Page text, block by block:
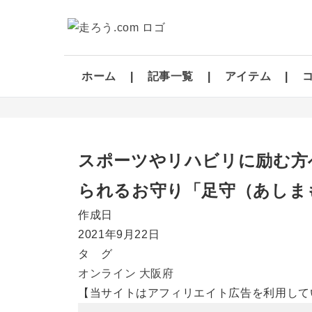
ホーム 記事一覧 アイテム
スポーツやリハビリに励む
られるお守り「足守（あしま
作成日
2021年9月22日
タ グ
オンライン 大阪府
【当サイトはアフィリエイト広告を利用し